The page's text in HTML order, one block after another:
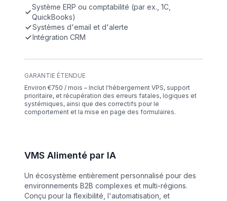
Système ERP ou comptabilité (par ex., 1C,
QuickBooks)
Systèmes d'email et d'alerte
Intégration CRM
GARANTIE ÉTENDUE
Environ €750 / mois – Inclut l'hébergement VPS, support
prioritaire, et récupération des erreurs fatales, logiques et
systémiques, ainsi que des correctifs pour le
comportement et la mise en page des formulaires.
VMS Alimenté par IA
Un écosystème entièrement personnalisé pour des
environnements B2B complexes et multi-régions.
Conçu pour la flexibilité, l'automatisation, et